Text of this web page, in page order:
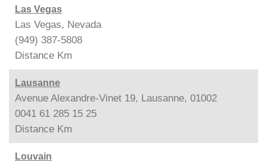
Las Vegas
Las Vegas, Nevada
(949) 387-5808
Distance Km
Lausanne
Avenue Alexandre-Vinet 19, Lausanne, 01002
0041 61 285 15 25
Distance Km
Louvain